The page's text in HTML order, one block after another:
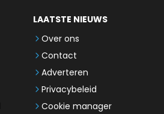
LAATSTE NIEUWS
Over ons
Contact
Adverteren
Privacybeleid
Cookie manager